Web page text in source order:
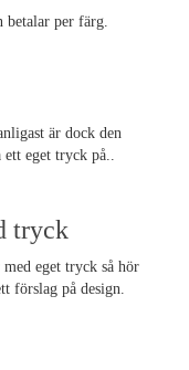
per färg.
är dock den
eget tryck på..
tryck
eget tryck så hör
förslag på design.